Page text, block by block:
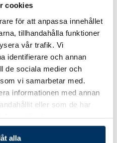
cookies
för att anpassa innehållet
tillhandahålla funktioner
vår trafik. Vi
identifierare och annan
de sociala medier och
vi samarbetar med.
informationen med annan
eller som de har
alla
RESERVDELAR
VATTENRENING